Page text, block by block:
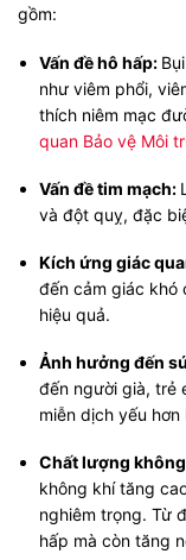
gồm:
Vấn đề hô hấp:
như viêm phổi,
thích niêm mạc
quan Bảo vệ Môi
Vấn đề tim mạch:
và đột quỵ, đặc
Kích ứng giác
đến cảm giác khó
hiệu quả.
Ảnh hưởng đến
đến người già, trẻ
miễn dịch yếu
Chất lượng
không khí tăng
nghiêm trọng. Từ
hấp mà còn tăng